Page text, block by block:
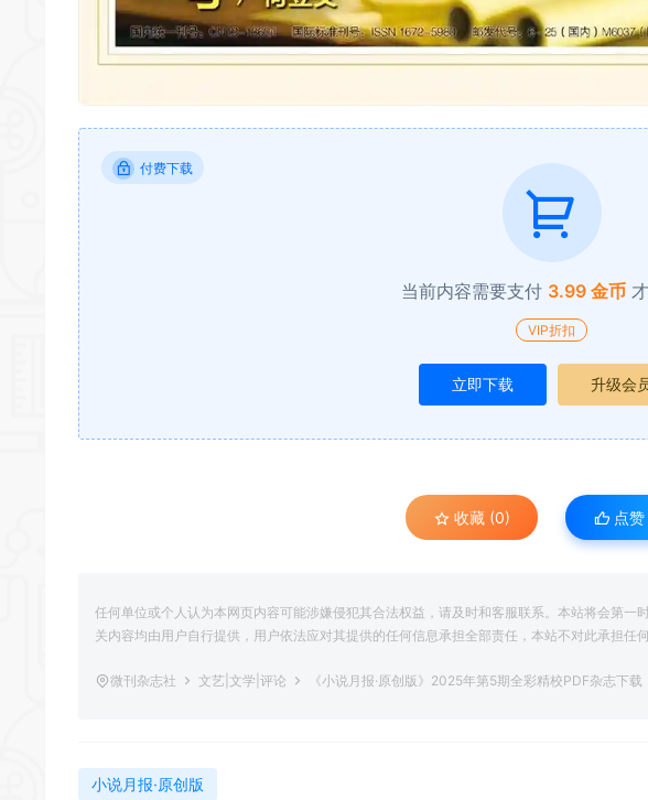
付费下载
当前内容需要支付 3.99 金币
VIP折扣
立即下载 升级会
收藏 (0) 点
任何单位或个人认为本网页内容可能涉嫌侵犯其合法权益，请及时和客服联系。本站将会第一
关内容均由用户自行提供，用户依法应对其提供的任何信息承担全部责任，本站不对此承担任何
微刊杂志社 文艺|文学|评论 《小说月报·原创版》2025年第5期全彩精校PDF杂志下载
小说月报·原创版